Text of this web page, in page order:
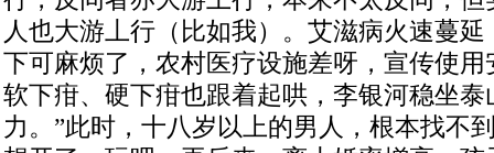
人也大游丄行（比如我）。艾滋病火速蔓
下可麻烦了，农村医疗设施差呀，宣传使
软下疳、硬下疳也跟着起哄，李银河稳坐泰
力。”此时，十八岁以上的男人，根本找不